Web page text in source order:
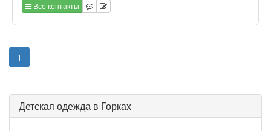
Все контакты
1
Детская одежда в Горках